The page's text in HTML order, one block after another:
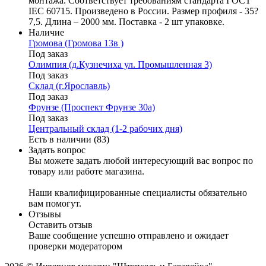
IEC 60715. Произведено в России. Размер профиля - 35?
7,5. Длина – 2000 мм. Поставка - 2 шт упаковке.
Наличие
Громова (Громова 13в )
Под заказ
Олимпия (д.Кузнечиха ул. Промышленная 3)
Под заказ
Склад (г.Ярославль)
Под заказ
Фрунзе (Проспект Фрунзе 30а)
Под заказ
Центральный склад (1-2 рабочих дня)
Есть в наличии (83)
Задать вопрос
Вы можете задать любой интересующий вас вопрос по
товару или работе магазина.
Наши квалифицированные специалисты обязательно
вам помогут.
Отзывы
Оставить отзыв
Ваше сообщение успешно отправлено и ожидает
проверки модератором